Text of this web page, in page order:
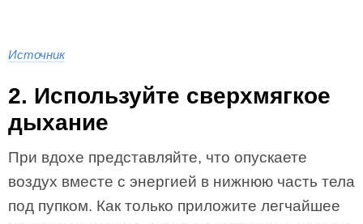
Источник
2. Используйте сверхмягкое
дыхание
При вдохе представляйте, что опускаете
воздух вместе с энергией в нижнюю часть тела
под пупком. Как только приложите легчайшее